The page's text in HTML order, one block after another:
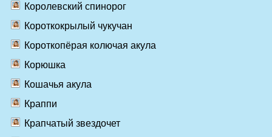
Королевский спинорог
Короткокрылый чукучан
Короткопёрая колючая акула
Корюшка
Кошачья акула
Краппи
Крапчатый звездочет